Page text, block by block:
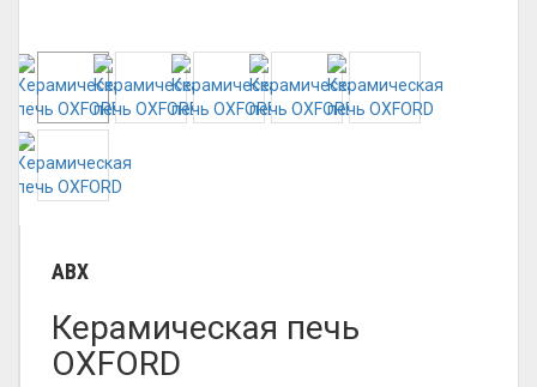
ABX
Керамическая печь
OXFORD